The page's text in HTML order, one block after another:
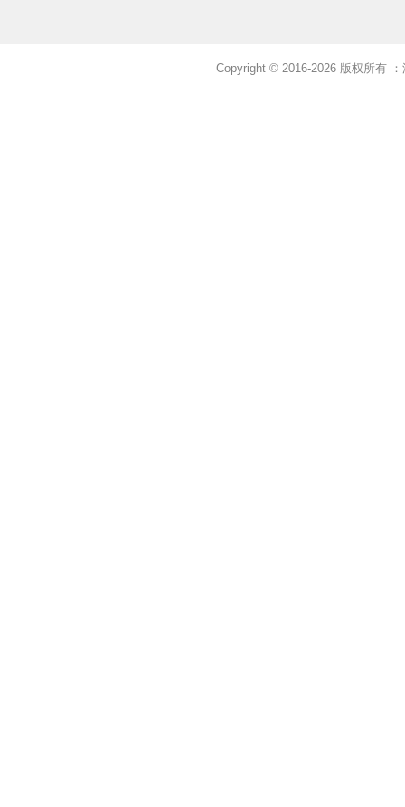
Copyright © 2016-2026 版权所有